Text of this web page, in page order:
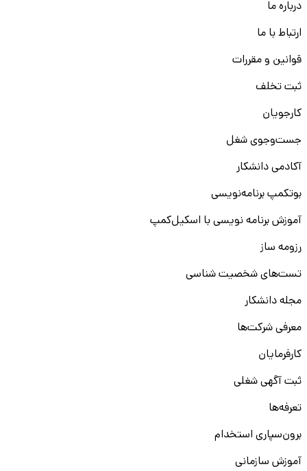
درباره ما
ارتباط با ما
قوانین و مقررات
ثبت تخلف
کارجویان
جست‌و‌جوی شغل
آکادمی دانشکار
بوتکمپ برنامه‌نویسی
آموزش برنامه نویسی با اسکیل‌کمپ
رزومه ساز
تست‌های شخصیت شناسی
مجله دانشکار
معرفی شرکت‌ها
کارفرمایان
ثبت آگهی شغلی
تعرفه‌ها
برون‌سپاری استخدام
آموزش سازمانی